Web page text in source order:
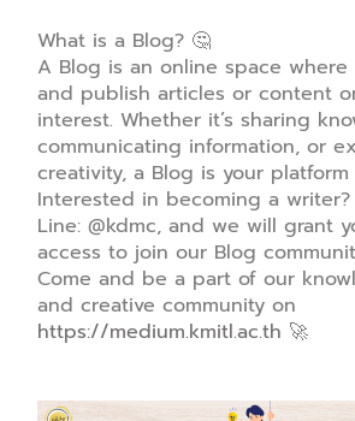
What is a Blog? 🤔
A Blog is an online space
and publish articles or content
interest. Whether it’s sharing
communicating information, or
creativity, a Blog is your
Interested in becoming a
Line: @kdmc, and we will grant
access to join our Blog
Come and be a part of our
and creative community on
https://medium.kmitl.ac.th 🚀